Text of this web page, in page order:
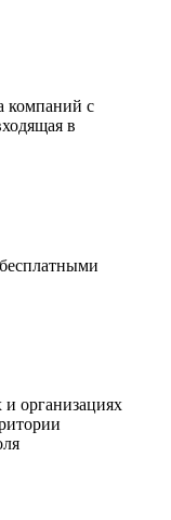
компаний с
в
организациях